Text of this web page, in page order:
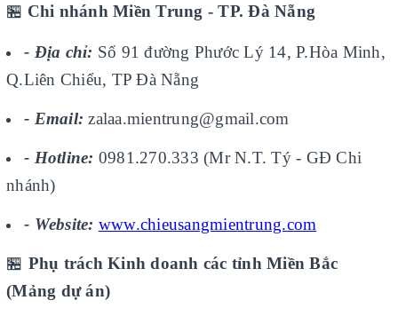
🏪 Chi nhánh Miền Trung - TP. Đà Nẵng
- Địa chỉ: Số 91 đường Phước Lý 14, P.Hòa Minh,
Q.Liên Chiểu, TP Đà Nẵng
- Email: zalaa.mientrung@gmail.com
- Hotline: 0981.270.333 (Mr N.T. Tý - GĐ Chi
nhánh)
- Website: www.chieusangmientrung.com
🏪 Phụ trách Kinh doanh các tỉnh Miền Bắc
(Mảng dự án)